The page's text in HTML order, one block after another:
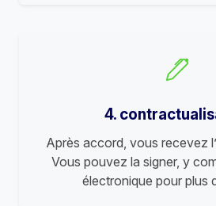
4.
Après accord, vous recevez
Vous pouvez la signer, y
électronique pour plus